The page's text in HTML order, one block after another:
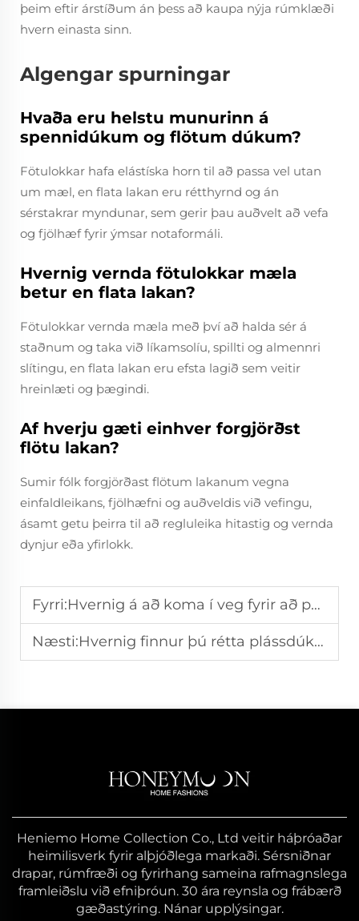
þeim eftir árstíðum án þess að kaupa nýja rúmklæði
hvern einasta sinn.
Algengar spurningar
Hvaða eru helstu munurinn á
spennidúkum og flötum dúkum?
Fötulokkar hafa elástíska horn til að passa vel utan
um mæl, en flata lakan eru rétthyrnd og án
sérstakrar myndunar, sem gerir þau auðvelt að vefa
og fjölhæf fyrir ýmsar notaformáli.
Hvernig vernda fötulokkar mæla
betur en flata lakan?
Fötulokkar vernda mæla með því að halda sér á
staðnum og taka við líkamsolíu, spillti og almennri
slítingu, en flata lakan eru efsta lagið sem veitir
hreinlæti og þægindi.
Af hverju gæti einhver forgjörðst
flötu lakan?
Sumir fólk forgjörðast flötum lakanum vegna
einfaldleikans, fjölhæfni og auðveldis við vefingu,
ásamt getu þeirra til að regluleika hitastig og vernda
dynjur eða yfirlokk.
Fyrri:Hvernig á að koma í veg fyrir að passaða fötulduðið sliti sig af rúmskónunni
Næsti:Hvernig finnur þú rétta plássdúk fyrir morgunsefnið þitt?
Heniemo Home Collection Co., Ltd veitir háþróaðar
heimilisverk fyrir alþjóðlega markaði. Sérsniðnar
drapar, rúmfræði og fyrirhang sameina rafmagnslega
framleiðslu við efniþróun. 30 ára reynsla og frábærð
gæðastýring. Nánar upplýsingar.